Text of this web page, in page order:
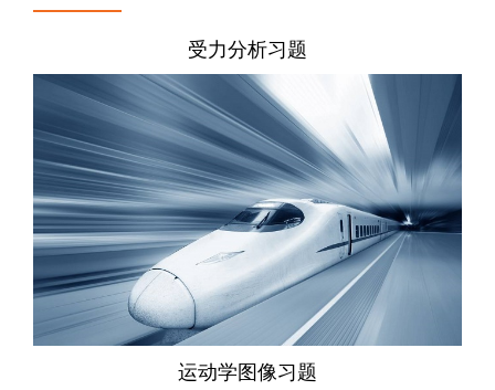
受力分析习题
运动学图像习题